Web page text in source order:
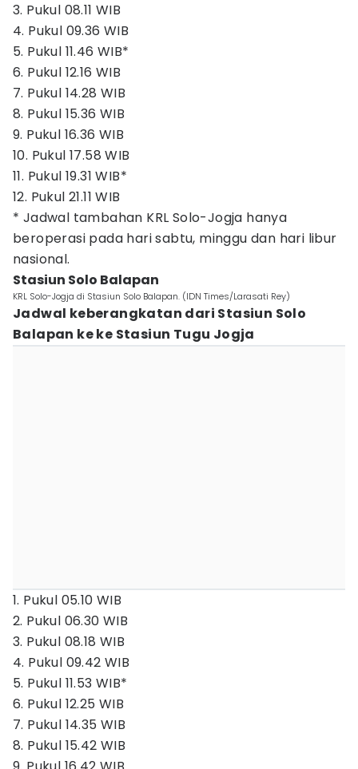
3. Pukul 08.11 WIB
4. Pukul 09.36 WIB
5. Pukul 11.46 WIB*
6. Pukul 12.16 WIB
7. Pukul 14.28 WIB
8. Pukul 15.36 WIB
9. Pukul 16.36 WIB
10. Pukul 17.58 WIB
11. Pukul 19.31 WIB*
12. Pukul 21.11 WIB
* Jadwal tambahan KRL Solo-Jogja hanya
beroperasi pada hari sabtu, minggu dan hari libur
nasional.
Stasiun Solo Balapan
KRL Solo-Jogja di Stasiun Solo Balapan. (IDN Times/Larasati Rey)
Jadwal keberangkatan dari Stasiun Solo
Balapan ke ke Stasiun Tugu Jogja
1. Pukul 05.10 WIB
2. Pukul 06.30 WIB
3. Pukul 08.18 WIB
4. Pukul 09.42 WIB
5. Pukul 11.53 WIB*
6. Pukul 12.25 WIB
7. Pukul 14.35 WIB
8. Pukul 15.42 WIB